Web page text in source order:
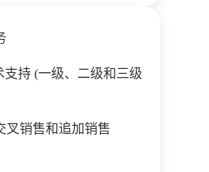
支持 (一级、二级和三级
叉销售和追加销售